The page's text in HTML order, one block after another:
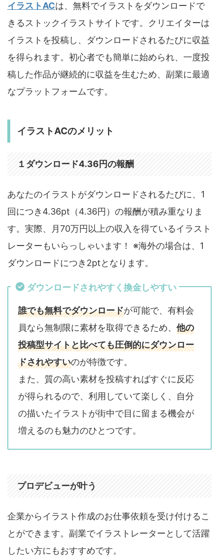
イラストACは、無料でイラストをダウンロードで
きるストックイラストサイトです。クリエイターは
イラストを投稿し、ダウンロードされるたびに収益
を得られます。初心者でも簡単に始められ、一度投
稿した作品が継続的に収益を生むため、副業に最適
なプラットフォームです。
イラストACのメリット
１ダウンロード4.36円の報酬
あなたのイラストがダウンロードされるたびに、1
回につき4.36pt（4.36円）の報酬が積み重なりま
す。実際、月70万円以上の収入を得ているイラスト
レーターもいらっしゃいます！ ※海外の場合は、1
ダウンロードにつき2ptとなります。
ダウンロードされやすく換金しやすい
誰でも無料でダウンロードが可能で、有料会
員なら無制限に素材を取得できるため、 他の
投稿型サイトと比べても圧倒的にダウンロー
ドされやすいのが特徴です。
また、質の高い素材を投稿すればすぐに反応
が得られるので、利用していて楽しく、自分
の描いたイラストが街中で目に留まる機会が
増えるのも魅力のひとつです。
プロデビューが叶う
企業からイラスト作成のお仕事依頼を受け付けるこ
とができます。副業でイラストレーターとして活躍
したい方にもおすすめです。